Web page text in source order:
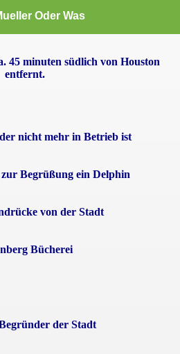
Oder Was
45 minuten südlich von Houston
entfernt.
nicht mehr in Betrieb ist
Begrüßung ein Delphin
von der Stadt
Bücherei
der Stadt